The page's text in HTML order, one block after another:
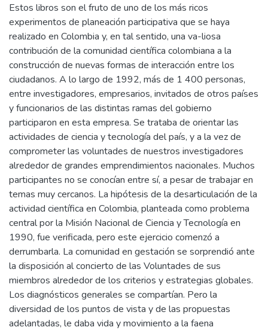
Estos libros son el fruto de uno de los más ricos
experimentos de planeación participativa que se haya
realizado en Colombia y, en tal sentido, una va-liosa
contribución de la comunidad científica colombiana a la
construcción de nuevas formas de interacción entre los
ciudadanos. A lo largo de 1992, más de 1 400 personas,
entre investigadores, empresarios, invitados de otros países
y funcionarios de las distintas ramas del gobierno
participaron en esta empresa. Se trataba de orientar las
actividades de ciencia y tecnología del país, y a la vez de
comprometer las voluntades de nuestros investigadores
alrededor de grandes emprendimientos nacionales. Muchos
participantes no se conocían entre sí, a pesar de trabajar en
temas muy cercanos. La hipótesis de la desarticulación de la
actividad científica en Colombia, planteada como problema
central por la Misión Nacional de Ciencia y Tecnología en
1990, fue verificada, pero este ejercicio comenzó a
derrumbarla. La comunidad en gestación se sorprendió ante
la disposición al concierto de las Voluntades de sus
miembros alrededor de los criterios y estrategias globales.
Los diagnósticos generales se compartían. Pero la
diversidad de los puntos de vista y de las propuestas
adelantadas, le daba vida y movimiento a la faena